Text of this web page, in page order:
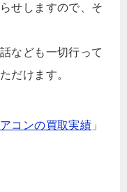
せしますので、そ
なども一切行って
だけます。
コンの買取実績 」